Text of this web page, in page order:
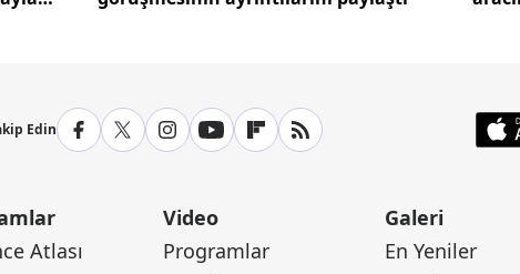
Edin
Atlası
Video
Programlar
Galeri
En Yeniler